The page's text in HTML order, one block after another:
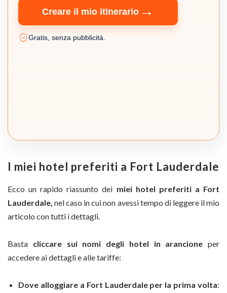
Creare il mio itinerario →
Gratis, senza pubblicità.
I miei hotel preferiti a Fort Lauderdale
Ecco un rapido riassunto dei miei hotel preferiti a Fort
Lauderdale, nel caso in cui non avessi tempo di leggere il mio
articolo con tutti i dettagli.
Basta cliccare sui nomi degli hotel in arancione per
accedere ai dettagli e alle tariffe:
Dove alloggiare a Fort Lauderdale per la prima volta: